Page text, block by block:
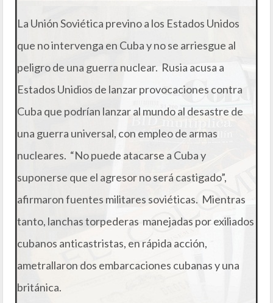
La Unión Soviética previno a los Estados Unidos
que no intervenga en Cuba y no se arriesgue al
peligro de una guerra nuclear. Rusia acusa a
Estados Unidios de lanzar provocaciones contra
Cuba que podrían lanzar al mundo al desastre de
una guerra universal, con empleo de armas
nucleares. “No puede atacarse a Cuba y
suponerse que el agresor no será castigado”,
afirmaron fuentes militares soviéticas. Mientras
tanto, lanchas torpederas manejadas por exiliados
cubanos anticastristas, en rápida acción,
ametrallaron dos embarcaciones cubanas y una
británica.